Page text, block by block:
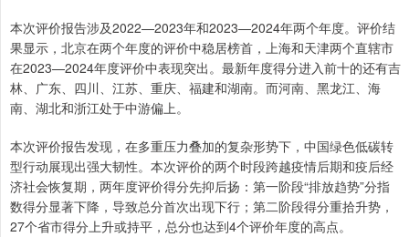
本次评价报告涉及2022—2023年和2023—2024年两个年度。评价结
果显示，北京在两个年度的评价中稳居榜首，上海和天津两个直辖市
在2023—2024年度评价中表现突出。最新年度得分进入前十的还有吉
林、广东、四川、江苏、重庆、福建和湖南。而河南、黑龙江、海
南、湖北和浙江处于中游偏上。
本次评价报告发现，在多重压力叠加的复杂形势下，中国绿色低碳转
型行动展现出强大韧性。本次评价的两个时段跨越疫情后期和疫后经
济社会恢复期，两年度评价得分先抑后扬：第一阶段“排放趋势”分指
数得分显著下降，导致总分首次出现下行；第二阶段得分重拾升势，
27个省市得分上升或持平，总分也达到4个评价年度的高点。